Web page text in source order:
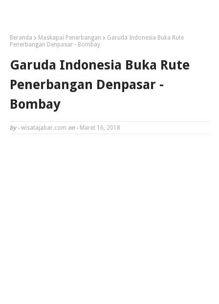
Beranda Maskapai Penerbangan
Garuda Indonesia Buka Rute
Penerbangan Denpasar - Bombay
Garuda Indonesia Buka Rute
Penerbangan Denpasar -
Bombay
by - wisatajabar.com on - Maret 16, 2018